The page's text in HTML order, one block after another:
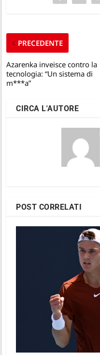
PRECEDENTE
Azarenka inveisce contro la
tecnologia: “Un sistema di
m***a”
CIRCA L'AUTORE
POST CORRELATI